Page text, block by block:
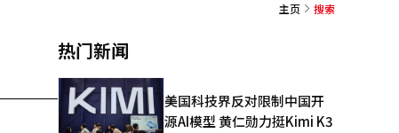
主页 搜索
热门新闻
美国科技界反对限制中国开
源AI模型 黄仁勋力挺Kimi K3